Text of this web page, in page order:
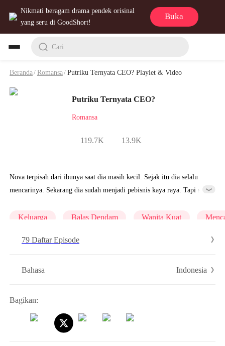
Nikmati beragam drama pendek orisinal
yang seru di GoodShort!
Buka
Cari
Beranda /Romansa /Putriku Ternyata CEO? Playlet & Video
Putriku Ternyata CEO?
Romansa
119.7K 13.9K
Nova terpisah dari ibunya saat dia masih kecil. Sejak itu dia selalu
mencarinya. Sekarang dia sudah menjadi pebisnis kaya raya. Tapi saat
Apa kedatangannya bisa mengubah nasib ibunya?
Keluarga Balas Dendam Wanita Kuat
79 Daftar Episode
Bahasa Indonesia
Bagikan: